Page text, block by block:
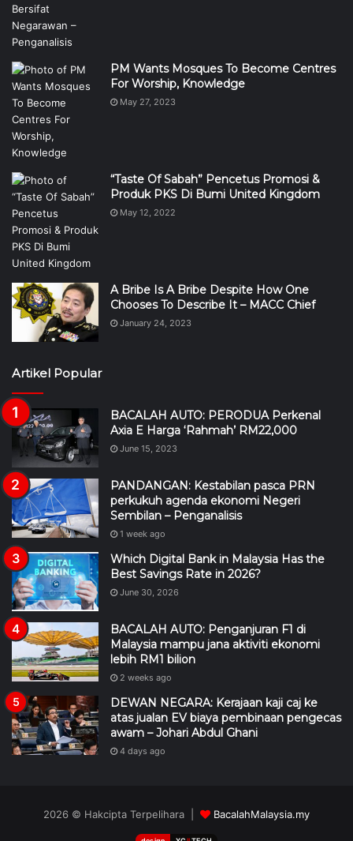
PM Wants Mosques To Become Centres
For Worship, Knowledge
May 27, 2023
“Taste Of Sabah” Pencetus Promosi &
Produk PKS Di Bumi United Kingdom
May 12, 2022
A Bribe Is A Bribe Despite How One
Chooses To Describe It – MACC Chief
January 24, 2023
Artikel Popular
BACALAH AUTO: PERODUA Perkenal
Axia E Harga ‘Rahmah’ RM22,000
June 15, 2023
PANDANGAN: Kestabilan pasca PRN
perkukuh agenda ekonomi Negeri
Sembilan – Penganalisis
1 week ago
Which Digital Bank in Malaysia Has the
Best Savings Rate in 2026?
June 30, 2026
BACALAH AUTO: Penganjuran F1 di
Malaysia mampu jana aktiviti ekonomi
lebih RM1 bilion
2 weeks ago
DEWAN NEGARA: Kerajaan kaji caj ke
atas jualan EV biaya pembinaan pengecas
awam – Johari Abdul Ghani
4 days ago
2026 © Hakcipta Terpelihara | BacalahMalaysia.my